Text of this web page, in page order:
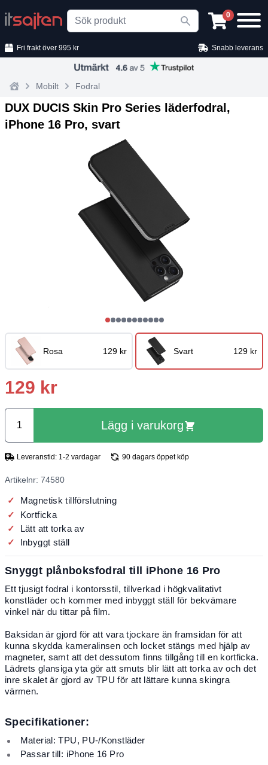
Search 0
Fri frakt över 995 kr Snabb leverans
Mobilt Fodral
DUX DUCIS Skin Pro Series läderfodral,
iPhone 16 Pro, svart
Rosa 129 kr Svart 129 kr
129 kr
Lägg i varukorg
Leveranstid: 1-2 vardagar 90 dagars öppet köp
Artikelnr: 74580
Magnetisk tillförslutning
Kortficka
Lätt att torka av
Inbyggt ställ
Snyggt plånboksfodral till iPhone 16 Pro
Ett tjusigt fodral i kontorsstil, tillverkad i högkvalitativt
konstläder och kommer med inbyggt ställ för bekvämare
vinkel när du tittar på film.
Baksidan är gjord för att vara tjockare än framsidan för att
kunna skydda kameralinsen och locket stängs med hjälp av
magneter, samt att det dessutom finns tillgång till en kortficka.
Lädrets glansiga yta gör att smuts blir lätt att torka av och det
inre skalet är gjord av TPU för att lättare kunna skingra
värmen.
Specifikationer:
Material: TPU, PU-/Konstläder
Passar till: iPhone 16 Pro